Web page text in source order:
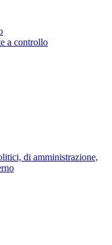
a controllo
di amministrazione,